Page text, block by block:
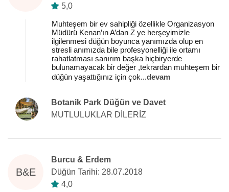
5,0
Muhteşem bir ev sahipliği özellikle Organizasyon
Müdürü Kenan’ın A’dan Z ye herşeyimizle
ilgilenmesi düğün boyunca yanımızda olup en
stresli anımızda bile profesyonelliği ile ortamı
rahatlatması sanırım başka hiçbiryerde
bulunamayacak bir değer ,tekrardan muhteşem bir
düğün yaşattığınız için çok...devam
Botanik Park Düğün ve Davet
MUTLULUKLAR DİLERİZ
B&E
Burcu & Erdem
Düğün Tarihi: 28.07.2018
4,0